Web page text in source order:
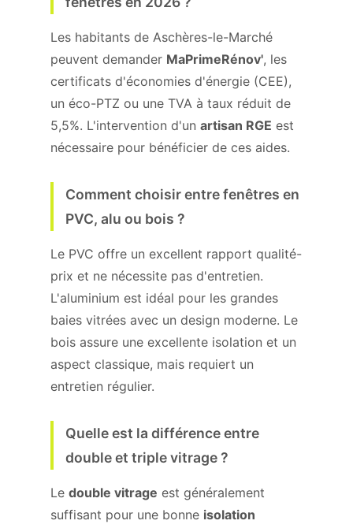
Les habitants de Aschères-le-Marché
peuvent demander MaPrimeRénov', les
certificats d'économies d'énergie (CEE),
un éco-PTZ ou une TVA à taux réduit de
5,5%. L'intervention d'un artisan RGE est
nécessaire pour bénéficier de ces aides.
Comment choisir entre fenêtres en
PVC, alu ou bois ?
Le PVC offre un excellent rapport qualité-
prix et ne nécessite pas d'entretien.
L'aluminium est idéal pour les grandes
baies vitrées avec un design moderne. Le
bois assure une excellente isolation et un
aspect classique, mais requiert un
entretien régulier.
Quelle est la différence entre
double et triple vitrage ?
Le double vitrage est généralement
suffisant pour une bonne isolation